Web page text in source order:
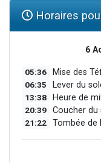
Horaires
6
05:36 Mise des
06:35 Lever du
13:38 Heure de
20:39 Coucher du
21:22 Tombée de